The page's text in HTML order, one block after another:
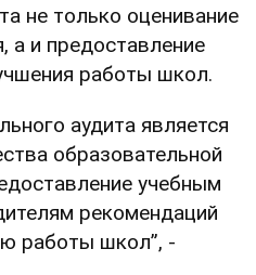
не только оценивание
а и предоставление
работы школ.
аудита является
образовательной
учебным
рекомендаций
работы школ”, -